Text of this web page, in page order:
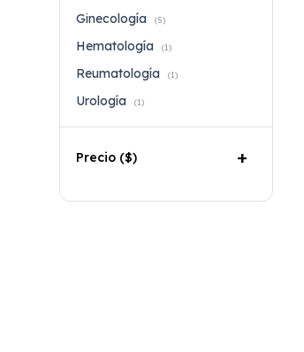
Ginecología (5)
Hematología (1)
Reumatología (1)
Urología (1)
Precio ($)